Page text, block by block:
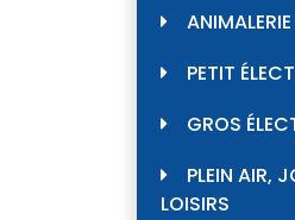
ANIMALERIE
PETIT
GROS
PLEIN AIR,
LOISIRS